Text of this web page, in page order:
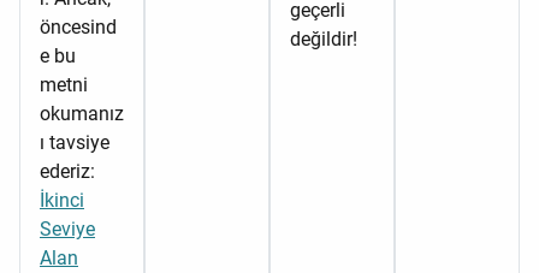
öncesind
e bu
metni
okumanız
ı tavsiye
ederiz:
İkinci
Seviye
Alan
geçerli
değildir!